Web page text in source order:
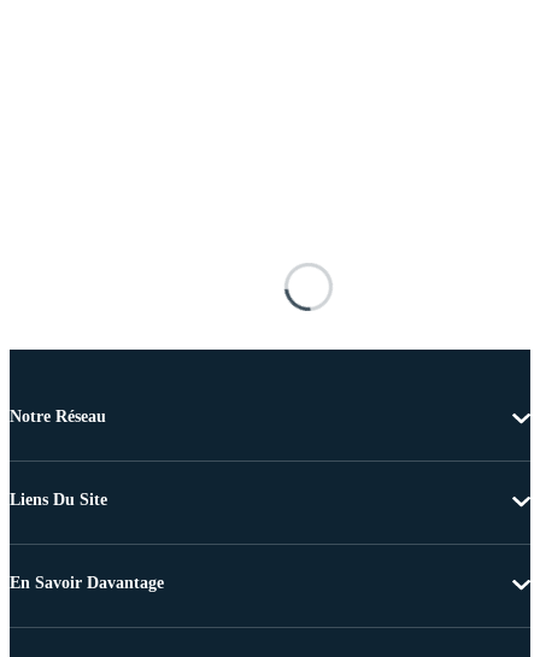
Notre Réseau
Liens Du Site
En Savoir Davantage